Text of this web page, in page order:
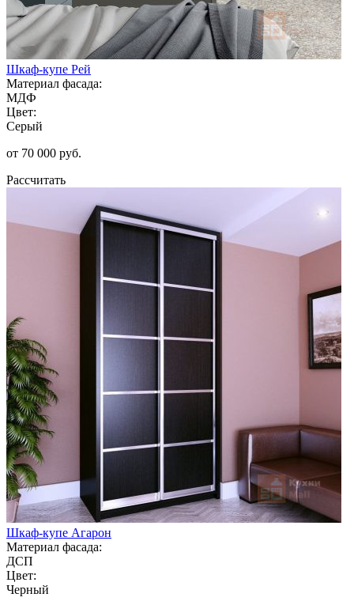
Шкаф-купе Рей
Материал фасада:
МДФ
Цвет:
Серый
от 70 000 руб.
Рассчитать
Шкаф-купе Агарон
Материал фасада:
ДСП
Цвет:
Черный